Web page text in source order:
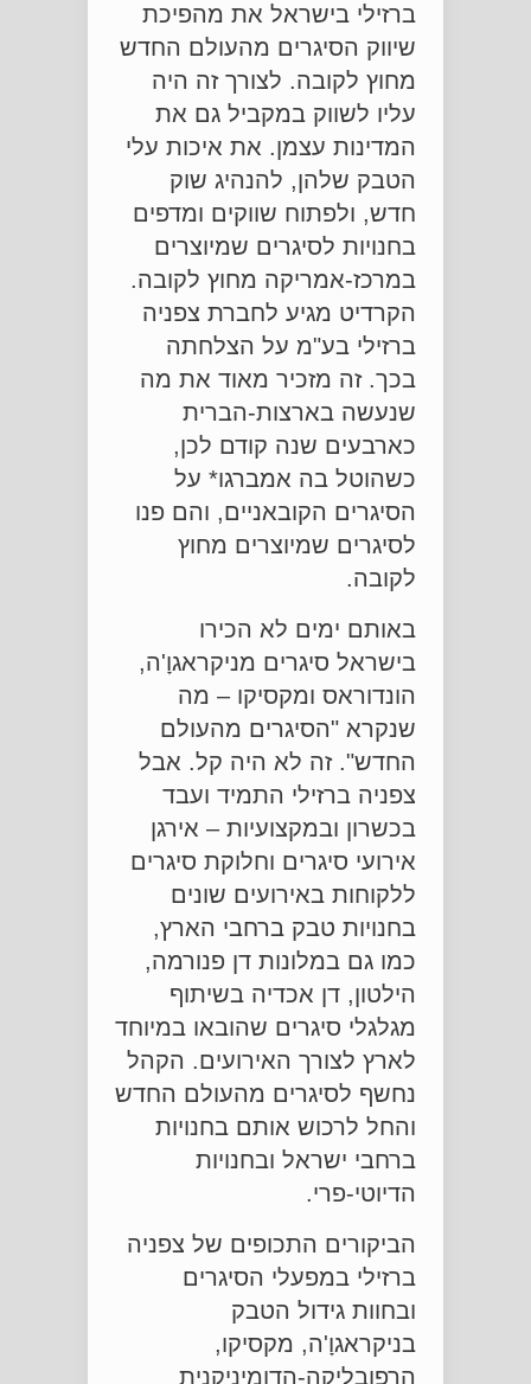
ברזילי בישראל את מהפיכת
שיווק הסיגרים מהעולם החדש
מחוץ לקובה. לצורך זה היה
עליו לשווק במקביל גם את
המדינות עצמן. את איכות עלי
הטבק שלהן, להנהיג שוק
חדש, ולפתוח שווקים ומדפים
בחנויות לסיגרים שמיוצרים
במרכז-אמריקה מחוץ לקובה.
הקרדיט מגיע לחברת צפניה
ברזילי בע"מ על הצלחתה
בכך. זה מזכיר מאוד את מה
שנעשה בארצות-הברית
כארבעים שנה קודם לכן,
כשהוטל בה אמברגו* על
הסיגרים הקובאניים, והם פנו
לסיגרים שמיוצרים מחוץ
לקובה.
באותם ימים לא הכירו
בישראל סיגרים מניקראגוָ'ה,
הונדוראס ומקסיקו – מה
שנקרא "הסיגרים מהעולם
החדש". זה לא היה קל. אבל
צפניה ברזילי התמיד ועבד
בכשרון ובמקצועיות – אירגן
אירועי סיגרים וחלוקת סיגרים
ללקוחות באירועים שונים
בחנויות טבק ברחבי הארץ,
כמו גם במלונות דן פנורמה,
הילטון, דן אכדיה בשיתוף
מגלגלי סיגרים שהובאו במיוחד
לארץ לצורך האירועים. הקהל
נחשף לסיגרים מהעולם החדש
והחל לרכוש אותם בחנויות
ברחבי ישראל ובחנויות
הדיוטי-פרי.
הביקורים התכופים של צפניה
ברזילי במפעלי הסיגרים
ובחוות גידול הטבק
בניקראגוָ'ה, מקסיקו,
הרפובליקה-הדומיניקנית